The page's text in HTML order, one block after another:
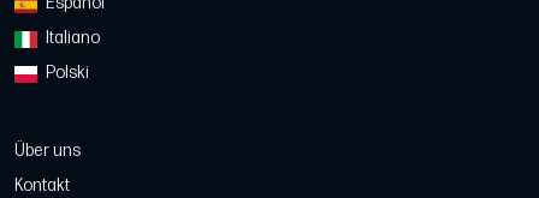
Italiano
Polski
Über uns
Kontakt